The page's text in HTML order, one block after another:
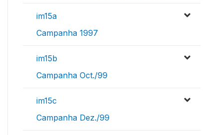
im15a
Campanha 1997
im15b
Campanha Oct./99
im15c
Campanha Dez./99